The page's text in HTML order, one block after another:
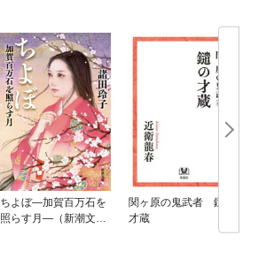
ちよぼ—加賀百万石を
照らす月—（新潮文
関ヶ原の鬼武者 鑓の
才蔵